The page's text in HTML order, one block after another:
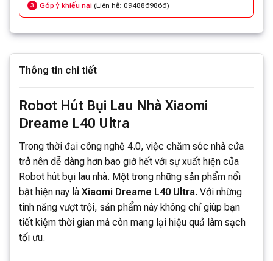
3 Góp ý khiếu nại (Liên hệ: 0948869866)
Thông tin chi tiết
Robot Hút Bụi Lau Nhà Xiaomi
Dreame L40 Ultra
Trong thời đại công nghệ 4.0, việc chăm sóc nhà cửa
trở nên dễ dàng hơn bao giờ hết với sự xuất hiện của
Robot hút bụi lau nhà. Một trong những sản phẩm nổi
bật hiện nay là Xiaomi Dreame L40 Ultra. Với những
tính năng vượt trội, sản phẩm này không chỉ giúp bạn
tiết kiệm thời gian mà còn mang lại hiệu quả làm sạch
tối ưu.